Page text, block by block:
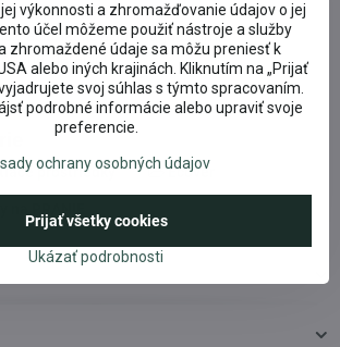
esterquat, lecithin, propylene
acid, lactic acid, magnesium,
geraniol
prostriedky Ecover
výkonnosti a zhromažďovanie údajov o jej
účel môžeme použiť nástroje a služby
zhromaždené údaje sa môžu preniesť k
alebo iných krajinách. Kliknutím na „Prijať
svoj súhlas s týmto spracovaním.
podrobné informácie alebo upraviť svoje
preferencie.
ochrany osobných údajov
Ukázať podrobnosti
Prijať všetky cookies